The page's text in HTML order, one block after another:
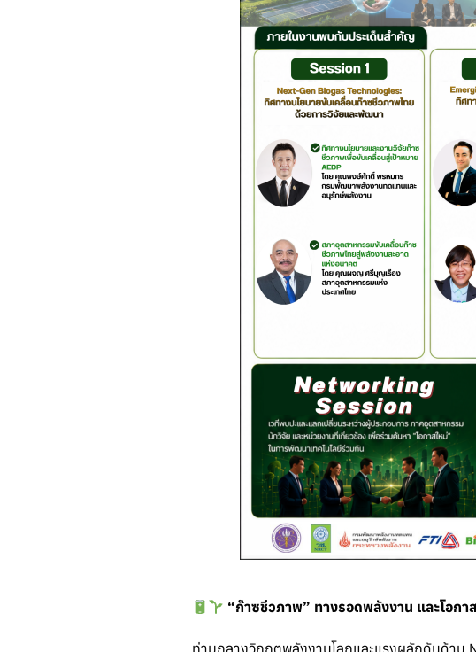
“ก๊าซชีวภาพ” ทางรอดพลังงาน และโอกา
ท่ามกลางวิกฤตพลังงานโลกและแรงผลักดันด้า